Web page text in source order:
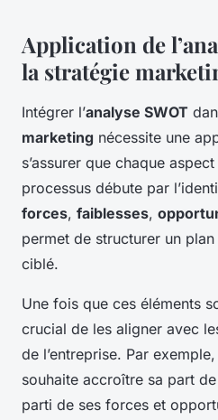
Application de
la stratégie
Intégrer l’analyse SWOT
marketing nécessite une
s’assurer que chaque
processus débute par
forces, faiblesses,
permet de structurer un
ciblé.
Une fois que ces éléments
crucial de les aligner avec
de l’entreprise. Par
souhaite accroître sa part
parti de ses forces et